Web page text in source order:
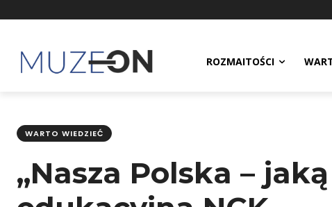
ROZMAITOŚCI
WARTO WIEDZIEĆ
„Nasza Polska –